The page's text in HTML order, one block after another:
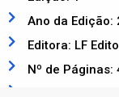
Ano da Edição:
Editora: LF
Nº de Páginas: